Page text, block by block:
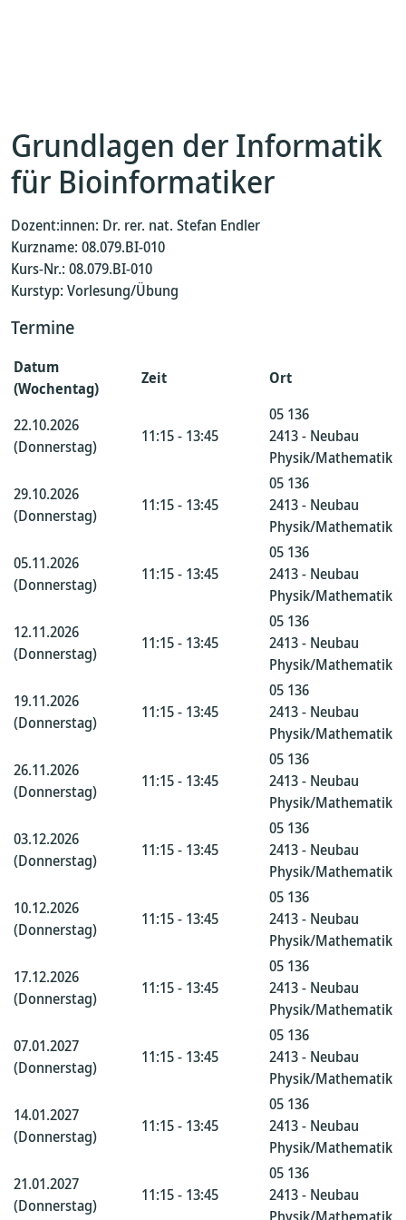
Grundlagen der Informatik
für Bioinformatiker
Dozent:innen: Dr. rer. nat. Stefan Endler
Kurzname: 08.079.BI-010
Kurs-Nr.: 08.079.BI-010
Kurstyp: Vorlesung/Übung
Termine
Datum
(Wochentag)
Zeit Ort
22.10.2026
(Donnerstag)
11:15 - 13:45
05 136
2413 - Neubau
Physik/Mathematik
29.10.2026
(Donnerstag)
11:15 - 13:45
05 136
2413 - Neubau
Physik/Mathematik
05.11.2026
(Donnerstag)
11:15 - 13:45
05 136
2413 - Neubau
Physik/Mathematik
12.11.2026
(Donnerstag)
11:15 - 13:45
05 136
2413 - Neubau
Physik/Mathematik
19.11.2026
(Donnerstag)
11:15 - 13:45
05 136
2413 - Neubau
Physik/Mathematik
26.11.2026
(Donnerstag)
11:15 - 13:45
05 136
2413 - Neubau
Physik/Mathematik
03.12.2026
(Donnerstag)
11:15 - 13:45
05 136
2413 - Neubau
Physik/Mathematik
10.12.2026
(Donnerstag)
11:15 - 13:45
05 136
2413 - Neubau
Physik/Mathematik
17.12.2026
(Donnerstag)
11:15 - 13:45
05 136
2413 - Neubau
Physik/Mathematik
07.01.2027
(Donnerstag)
11:15 - 13:45
05 136
2413 - Neubau
Physik/Mathematik
14.01.2027
(Donnerstag)
11:15 - 13:45
05 136
2413 - Neubau
Physik/Mathematik
21.01.2027
(Donnerstag)
11:15 - 13:45
05 136
2413 - Neubau